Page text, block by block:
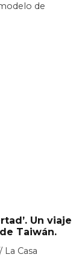
de
Un viaje
Taiwán.
La Casa